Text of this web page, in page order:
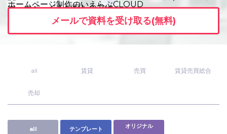
ホームページ制作について
ホームページをお探しの方は、
当社の制作実績をぜひご覧ください。
メールで資料を受け取る(無料)
all 賃貸 売買 賃貸売買総合
売却
all テンプレート オリジナル